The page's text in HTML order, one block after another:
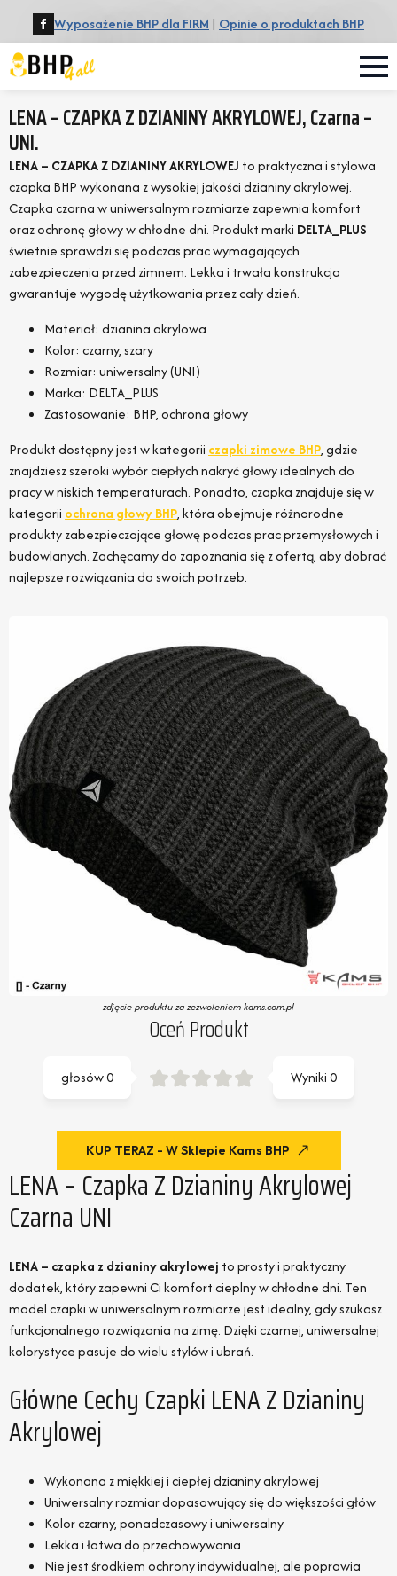
Wyposażenie BHP dla FIRM | Opinie o produktach BHP
LENA – CZAPKA Z DZIANINY AKRYLOWEJ, Czarna –
UNI.
LENA – CZAPKA Z DZIANINY AKRYLOWEJ to praktyczna i stylowa
czapka BHP wykonana z wysokiej jakości dzianiny akrylowej.
Czapka czarna w uniwersalnym rozmiarze zapewnia komfort
oraz ochronę głowy w chłodne dni. Produkt marki DELTA_PLUS
świetnie sprawdzi się podczas prac wymagających
zabezpieczenia przed zimnem. Lekka i trwała konstrukcja
gwarantuje wygodę użytkowania przez cały dzień.
Materiał: dzianina akrylowa
Kolor: czarny, szary
Rozmiar: uniwersalny (UNI)
Marka: DELTA_PLUS
Zastosowanie: BHP, ochrona głowy
Produkt dostępny jest w kategorii czapki zimowe BHP, gdzie
znajdziesz szeroki wybór ciepłych nakryć głowy idealnych do
pracy w niskich temperaturach. Ponadto, czapka znajduje się w
kategorii ochrona głowy BHP, która obejmuje różnorodne
produkty zabezpieczające głowę podczas prac przemysłowych i
budowlanych. Zachęcamy do zapoznania się z ofertą, aby dobrać
najlepsze rozwiązania do swoich potrzeb.
zdjęcie produktu za zezwoleniem kams.com.pl
Oceń Produkt
Wyniki0
głosów0
KUP TERAZ - W Sklepie Kams BHP
LENA – Czapka Z Dzianiny Akrylowej
Czarna UNI
LENA – czapka z dzianiny akrylowej to prosty i praktyczny
dodatek, który zapewni Ci komfort cieplny w chłodne dni. Ten
model czapki w uniwersalnym rozmiarze jest idealny, gdy szukasz
funkcjonalnego rozwiązania na zimę. Dzięki czarnej, uniwersalnej
kolorystyce pasuje do wielu stylów i ubrań.
Główne Cechy Czapki LENA Z Dzianiny
Akrylowej
Wykonana z miękkiej i ciepłej dzianiny akrylowej
Uniwersalny rozmiar dopasowujący się do większości głów
Kolor czarny, ponadczasowy i uniwersalny
Lekka i łatwa do przechowywania
Nie jest środkiem ochrony indywidualnej, ale poprawia